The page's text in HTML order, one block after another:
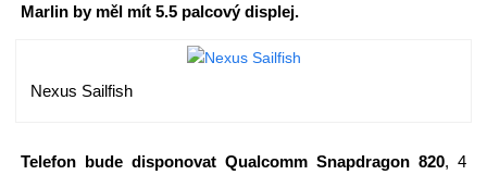
Marlin by měl mít 5.5 palcový displej.
Nexus Sailfish
Telefon bude disponovat Qualcomm Snapdragon 820, 4